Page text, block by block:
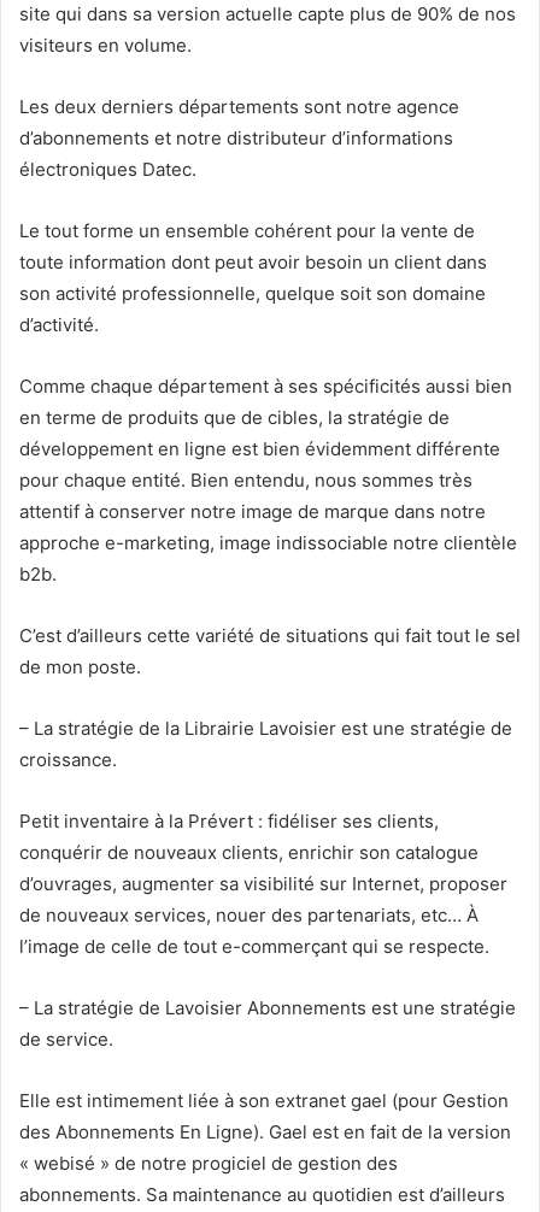
site qui dans sa version actuelle capte plus de 90% de nos
visiteurs en volume.
Les deux derniers départements sont notre agence
d’abonnements et notre distributeur d’informations
électroniques Datec.
Le tout forme un ensemble cohérent pour la vente de
toute information dont peut avoir besoin un client dans
son activité professionnelle, quelque soit son domaine
d’activité.
Comme chaque département à ses spécificités aussi bien
en terme de produits que de cibles, la stratégie de
développement en ligne est bien évidemment différente
pour chaque entité. Bien entendu, nous sommes très
attentif à conserver notre image de marque dans notre
approche e-marketing, image indissociable notre clientèle
b2b.
C’est d’ailleurs cette variété de situations qui fait tout le sel
de mon poste.
– La stratégie de la Librairie Lavoisier est une stratégie de
croissance.
Petit inventaire à la Prévert : fidéliser ses clients,
conquérir de nouveaux clients, enrichir son catalogue
d’ouvrages, augmenter sa visibilité sur Internet, proposer
de nouveaux services, nouer des partenariats, etc… À
l’image de celle de tout e-commerçant qui se respecte.
– La stratégie de Lavoisier Abonnements est une stratégie
de service.
Elle est intimement liée à son extranet gael (pour Gestion
des Abonnements En Ligne). Gael est en fait de la version
« webisé » de notre progiciel de gestion des
abonnements. Sa maintenance au quotidien est d’ailleurs